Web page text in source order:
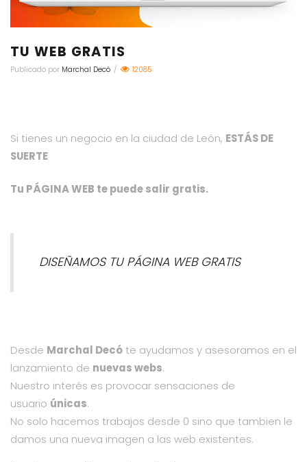
TU WEB GRATIS
Publicado por Marchal Decó / 12085
Si tienes un negocio en la ciudad de León, ESTÁS DE
SUERTE
Tu PÁGINA WEB te puede salir gratis.
DISEÑAMOS TU PÁGINA WEB GRATIS
Desde Marchal Decó te ayudamos y asesoramos en el
lanzamiento de nuevas webs.
Nuestro interés es provocar sensaciones de
usuario únicas.
No solo hacemos trabajos desde 0 sino que tambien le
damos una nueva imagen a las web existentes.